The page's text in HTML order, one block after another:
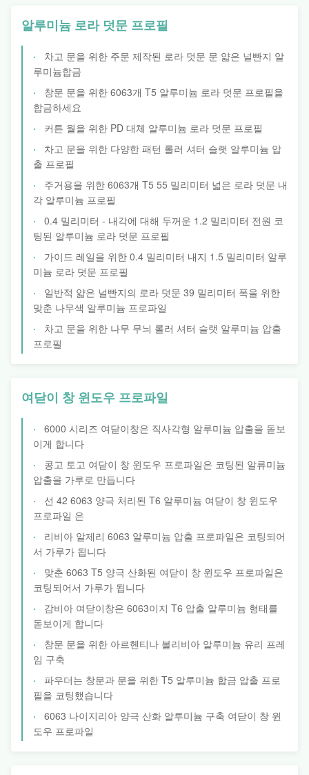
알루미늄 로라 덧문 프로필
차고 문을 위한 주문 제작된 로라 덧문 문 얇은 널빤지 알
루미늄합금
창문 문을 위한 6063개 T5 알루미늄 로라 덧문 프로필을
합금하세요
커튼 월을 위한 PD 대체 알루미늄 로라 덧문 프로필
차고 문을 위한 다양한 패턴 롤러 셔터 슬랫 알루미늄 압
출 프로필
주거용을 위한 6063개 T5 55 밀리미터 넓은 로라 덧문 내
각 알루미늄 프로필
0.4 밀리미터 - 내각에 대해 두꺼운 1.2 밀리미터 전원 코
팅된 알루미늄 로라 덧문 프로필
가이드 레일을 위한 0.4 밀리미터 내지 1.5 밀리미터 알루
미늄 로라 덧문 프로필
일반적 얇은 널빤지의 로라 덧문 39 밀리미터 폭을 위한
맞춘 나무색 알루미늄 프로파일
차고 문을 위한 나무 무늬 롤러 셔터 슬랫 알루미늄 압출
프로필
여닫이 창 윈도우 프로파일
6000 시리즈 여닫이창은 직사각형 알루미늄 압출을 돋보
이게 합니다
콩고 토고 여닫이 창 윈도우 프로파일은 코팅된 알류미늄
압출을 가루로 만듭니다
선 42 6063 양극 처리된 T6 알루미늄 여닫이 창 윈도우
프로파일 은
리비아 알제리 6063 알루미늄 압출 프로파일은 코팅되어
서 가루가 됩니다
맞춘 6063 T5 양극 산화된 여닫이 창 윈도우 프로파일은
코팅되어서 가루가 됩니다
감비아 여닫이창은 6063이지 T6 압출 알루미늄 형태를
돋보이게 합니다
창문 문을 위한 아르헨티나 볼리비아 알루미늄 유리 프레
임 구축
파우더는 창문과 문을 위한 T5 알루미늄 합금 압출 프로
필을 코팅했습니다
6063 나이지리아 양극 산화 알루미늄 구축 여닫이 창 윈
도우 프로파일